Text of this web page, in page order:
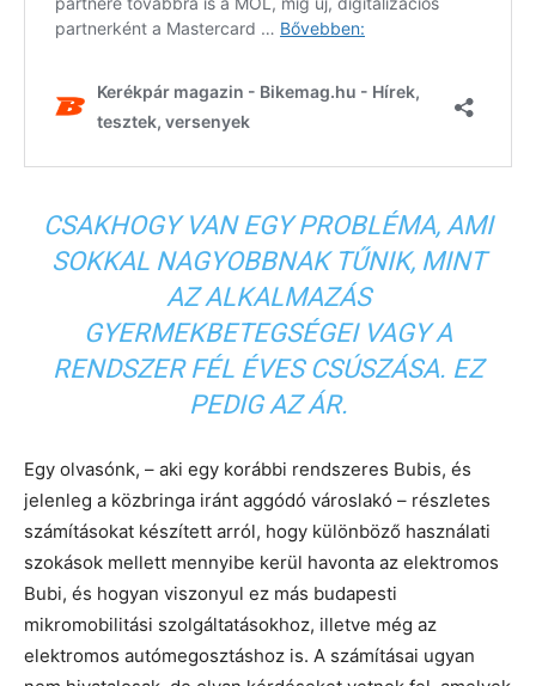
CSAKHOGY VAN EGY PROBLÉMA, AMI
SOKKAL NAGYOBBNAK TŰNIK, MINT
AZ ALKALMAZÁS
GYERMEKBETEGSÉGEI VAGY A
RENDSZER FÉL ÉVES CSÚSZÁSA. EZ
PEDIG AZ ÁR.
Egy olvasónk, – aki egy korábbi rendszeres Bubis, és
jelenleg a közbringa iránt aggódó városlakó – részletes
számításokat készített arról, hogy különböző használati
szokások mellett mennyibe kerül havonta az elektromos
Bubi, és hogyan viszonyul ez más budapesti
mikromobilitási szolgáltatásokhoz, illetve még az
elektromos autómegosztáshoz is. A számításai ugyan